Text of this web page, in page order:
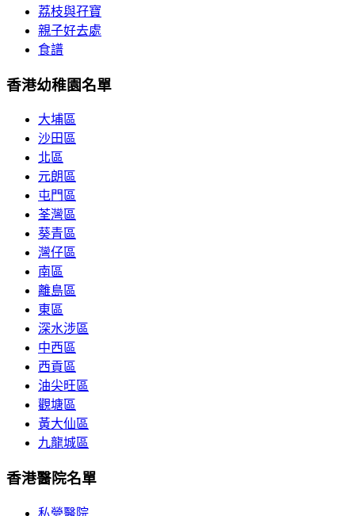
荔枝與孖寶
親子好去處
食譜
香港幼稚園名單
大埔區
沙田區
北區
元朗區
屯門區
荃灣區
葵青區
灣仔區
南區
離島區
東區
深水涉區
中西區
西貢區
油尖旺區
觀塘區
黃大仙區
九龍城區
香港醫院名單
私營醫院